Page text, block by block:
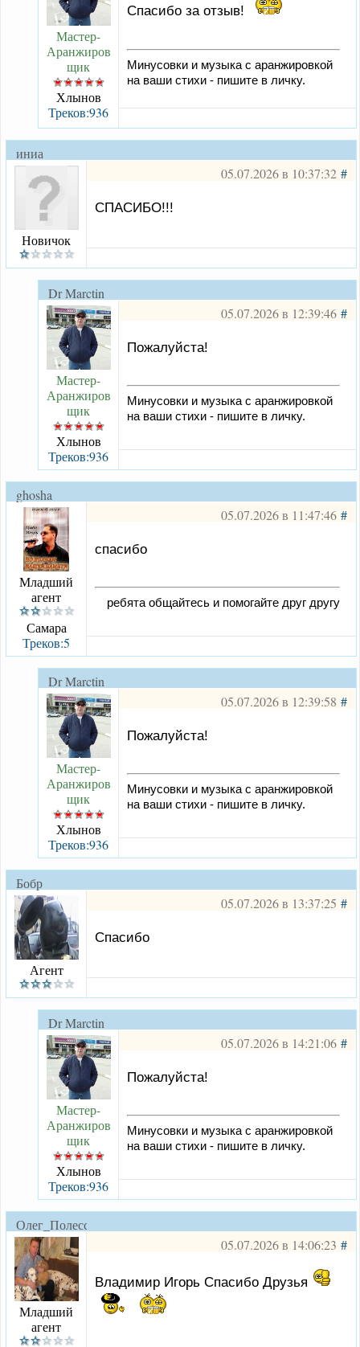
Мастер-
Аранжиров
щик
Хлынов
Треков:936
Спасибо за отзыв!
Минусовки и музыка с аранжировкой
на ваши стихи - пишите в личку.
иниа
05.07.2026 в 10:37:32#
Новичок
СПАСИБО!!!
Dr Marctin
05.07.2026 в 12:39:46#
Мастер-
Аранжиров
щик
Хлынов
Треков:936
Пожалуйста!
Минусовки и музыка с аранжировкой
на ваши стихи - пишите в личку.
ghosha
05.07.2026 в 11:47:46#
Младший
агент
Самара
Треков:5
спасибо
ребята общайтесь и помогайте друг другу
Dr Marctin
05.07.2026 в 12:39:58#
Мастер-
Аранжиров
щик
Хлынов
Треков:936
Пожалуйста!
Минусовки и музыка с аранжировкой
на ваши стихи - пишите в личку.
Бобр
05.07.2026 в 13:37:25#
Агент
Спасибо
Dr Marctin
05.07.2026 в 14:21:06#
Мастер-
Аранжиров
щик
Хлынов
Треков:936
Пожалуйста!
Минусовки и музыка с аранжировкой
на ваши стихи - пишите в личку.
Олег_Полесский
05.07.2026 в 14:06:23#
Младший
агент
Владимир Игорь Спасибо Друзья